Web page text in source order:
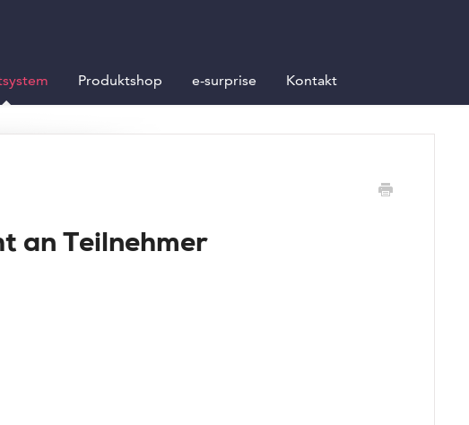
Produktshop e-surprise Kontakt
an Teilnehmer